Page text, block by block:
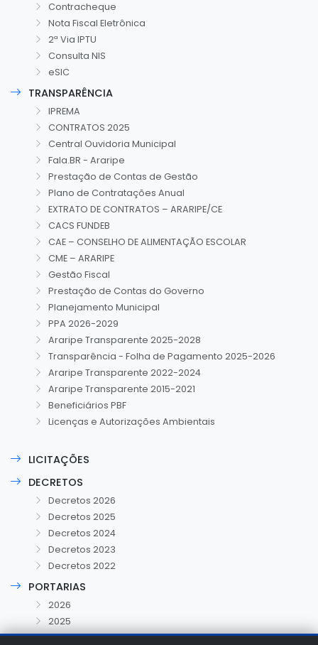
Contracheque
Nota Fiscal Eletrônica
2ª Via IPTU
Consulta NIS
eSIC
TRANSPARÊNCIA
IPREMA
CONTRATOS 2025
Central Ouvidoria Municipal
Fala.BR - Araripe
Prestação de Contas de Gestão
Plano de Contratações Anual
EXTRATO DE CONTRATOS – ARARIPE/CE
CACS FUNDEB
CAE – CONSELHO DE ALIMENTAÇÃO ESCOLAR
CME – ARARIPE
Gestão Fiscal
Prestação de Contas do Governo
Planejamento Municipal
PPA 2026-2029
Araripe Transparente 2025-2028
Transparência - Folha de Pagamento 2025-2026
Araripe Transparente 2022-2024
Araripe Transparente 2015-2021
Beneficiários PBF
Licenças e Autorizações Ambientais
LICITAÇÕES
DECRETOS
Decretos 2026
Decretos 2025
Decretos 2024
Decretos 2023
Decretos 2022
PORTARIAS
2026
2025